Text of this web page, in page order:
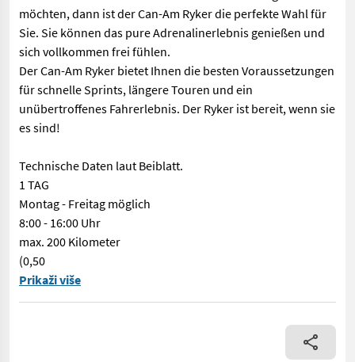
möchten, dann ist der Can-Am Ryker die perfekte Wahl für
Sie. Sie können das pure Adrenalinerlebnis genießen und
sich vollkommen frei fühlen.
Der Can-Am Ryker bietet Ihnen die besten Voraussetzungen
für schnelle Sprints, längere Touren und ein
unübertroffenes Fahrerlebnis. Der Ryker ist bereit, wenn sie
es sind!
Technische Daten laut Beiblatt.
1 TAG
Montag - Freitag möglich
8:00 - 16:00 Uhr
max. 200 Kilometer
(0,50
Can Am Ryker Relly Can-Am Ryker Relly mit dem 900er
Prikaži više